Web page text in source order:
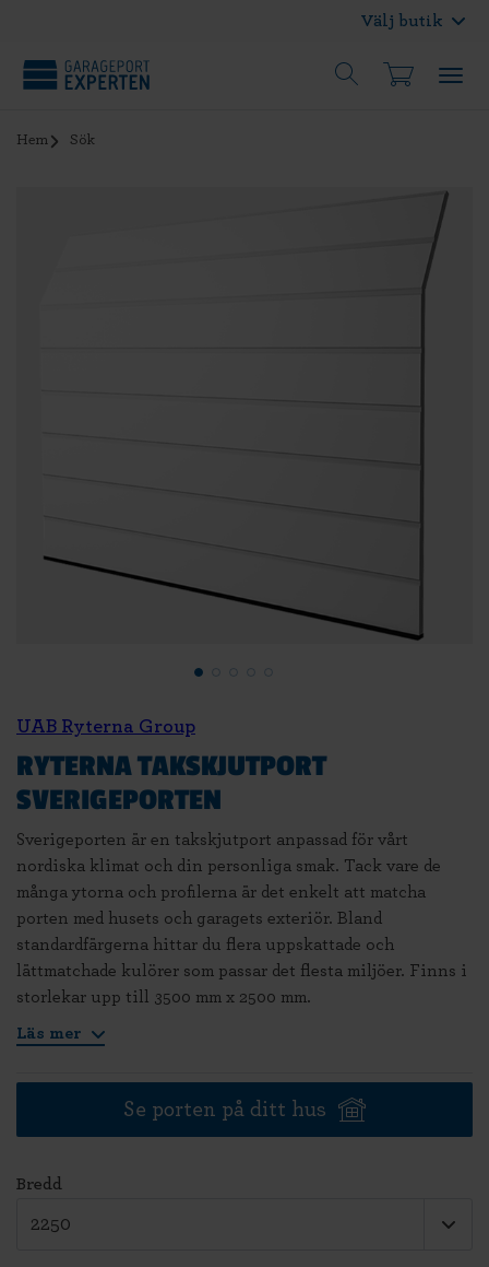
Välj butik
Hem Sök
UAB Ryterna Group
RYTERNA TAKSKJUTPORT
SVERIGEPORTEN
Sverigeporten är en takskjutport anpassad för vårt
nordiska klimat och din personliga smak. Tack vare de
många ytorna och profilerna är det enkelt att matcha
porten med husets och garagets exteriör. Bland
standardfärgerna hittar du flera uppskattade och
lättmatchade kulörer som passar det flesta miljöer. Finns i
storlekar upp till 3500 mm x 2500 mm.
Läs mer
Se porten på ditt hus
Bredd